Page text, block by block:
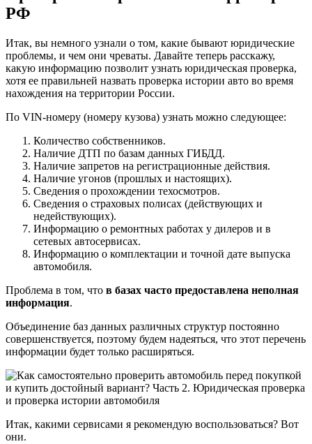
РФ
Итак, вы немного узнали о том, какие бывают юридические
проблемы, и чем они чреваты. Давайте теперь расскажу,
какую информацию позволит узнать юридическая проверка,
хотя ее правильней назвать проверка истории авто во время
нахождения на территории России.
По VIN-номеру (номеру кузова) узнать можно следующее:
Количество собственников.
Наличие ДТП по базам данных ГИБДД.
Наличие запретов на регистрационные действия.
Наличие угонов (прошлых и настоящих).
Сведения о прохождении техосмотров.
Сведения о страховых полисах (действующих и
недействующих).
Информацию о ремонтных работах у дилеров и в
сетевых автосервисах.
Информацию о комплектации и точной дате выпуска
автомобиля.
Проблема в том, что в базах часто предоставлена неполная
информация.
Объединение баз данных различных структур постоянно
совершенствуется, поэтому будем надеяться, что этот перечень
информации будет только расширяться.
Итак, какими сервисами я рекомендую воспользоваться? Вот
они.